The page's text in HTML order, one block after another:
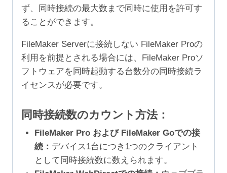
ず、同時接続の最大数まで同時に使用を許可す
ることができます。
FileMaker Serverに接続しない FileMaker Proの
利用を前提とされる場合には、FileMaker Proソ
フトウェアを同時起動する台数分の同時接続ラ
イセンスが必要です。
同時接続数のカウント方法：
FileMaker Pro および FileMaker Goでの接
続： デバイス1台につき1つのクライアント
として同時接続数に数えられます。